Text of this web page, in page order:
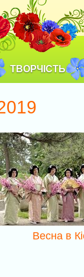
ТВОРЧІСТЬ
Весна в